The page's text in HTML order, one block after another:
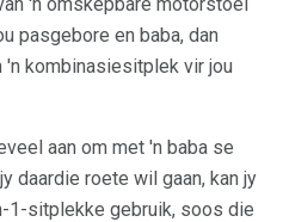
pasgebore en baba, dan
'n kombinasiesitplek vir jou
aan om met 'n baba se
daardie roete wil gaan, kan jy
1-sitplekke gebruik, soos die